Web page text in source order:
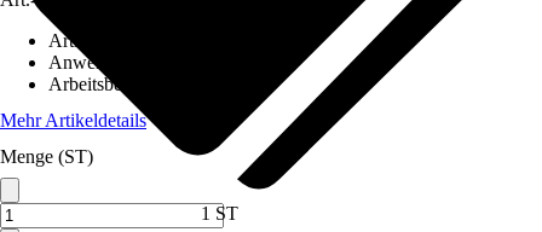
Artikeltyp
Anwendung
Arbeitsbereich
Mehr Artikeldetails
Menge (ST)
1 ST